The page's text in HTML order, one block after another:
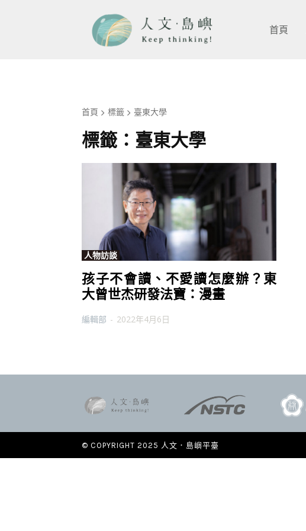
首頁
首頁 標籤 臺東大學
標籤： 臺東大學
人物訪談
孩子不會讀、不愛讀怎麼辦？東
大曾世杰研發法寶：漫畫
編輯部 - 2022年4月6日
© COPYRIGHT 2025 人文．島嶼平臺